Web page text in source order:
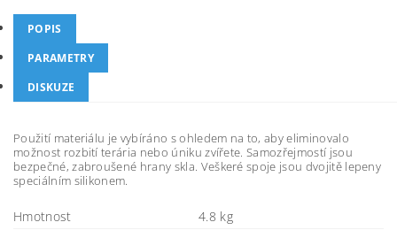
POPIS
PARAMETRY
DISKUZE
Použití materiálu je vybíráno s ohledem na to, aby eliminovalo
možnost rozbití terária nebo úniku zvířete. Samozřejmostí jsou
bezpečné, zabroušené hrany skla. Veškeré spoje jsou dvojitě lepeny
speciálním silikonem.
Hmotnost
4.8 kg